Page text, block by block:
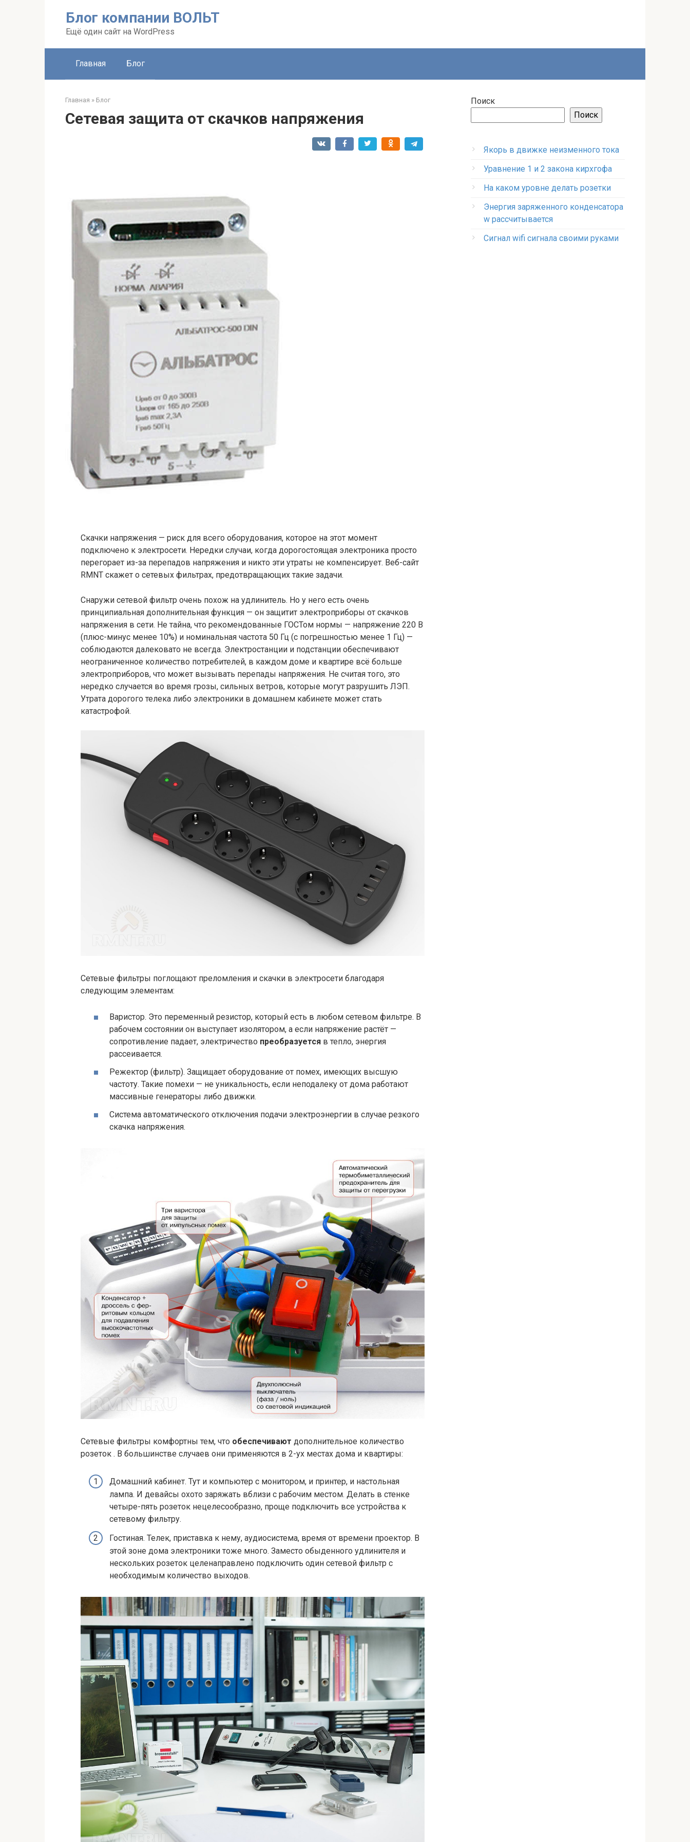
Блог компании ВОЛЬТ
Ещё один сайт на WordPress
Главная Блог
Главная » Блог
Сетевая защита от скачков напряжения
Скачки напряжения — риск для всего оборудования, которое на этот момент
подключено к электросети. Нередки случаи, когда дорогостоящая электроника просто
перегорает из-за перепадов напряжения и никто эти утраты не компенсирует. Веб-сайт
RMNT скажет о сетевых фильтрах, предотвращающих такие задачи.
Снаружи сетевой фильтр очень похож на удлинитель. Но у него есть очень
принципиальная дополнительная функция — он защитит электроприборы от скачков
напряжения в сети. Не тайна, что рекомендованные ГОСТом нормы — напряжение 220 В
(плюс-минус менее 10%) и номинальная частота 50 Гц (с погрешностью менее 1 Гц) —
соблюдаются далековато не всегда. Электростанции и подстанции обеспечивают
неограниченное количество потребителей, в каждом доме и квартире всё больше
электроприборов, что может вызывать перепады напряжения. Не считая того, это
нередко случается во время грозы, сильных ветров, которые могут разрушить ЛЭП.
Утрата дорогого телека либо электроники в домашнем кабинете может стать
катастрофой.
Сетевые фильтры поглощают преломления и скачки в электросети благодаря
следующим элементам:
Варистор. Это переменный резистор, который есть в любом сетевом фильтре. В
рабочем состоянии он выступает изолятором, а если напряжение растёт —
сопротивление падает, электричество преобразуется в тепло, энергия
рассеивается.
Режектор (фильтр). Защищает оборудование от помех, имеющих высшую
частоту. Такие помехи — не уникальность, если неподалеку от дома работают
массивные генераторы либо движки.
Система автоматического отключения подачи электроэнергии в случае резкого
скачка напряжения.
Сетевые фильтры комфортны тем, что обеспечивают дополнительное количество
розеток . В большинстве случаев они применяются в 2-ух местах дома и квартиры:
Домашний кабинет. Тут и компьютер с монитором, и принтер, и настольная
лампа. И девайсы охото заряжать вблизи с рабочим местом. Делать в стенке
четыре-пять розеток нецелесообразно, проще подключить все устройства к
сетевому фильтру.
Гостиная. Телек, приставка к нему, аудиосистема, время от времени проектор. В
этой зоне дома электроники тоже много. Заместо обыденного удлинителя и
нескольких розеток целенаправлено подключить один сетевой фильтр с
необходимым количество выходов.
Поиск
Поиск
Якорь в движке неизменного тока
Уравнение 1 и 2 закона кирхгофа
На каком уровне делать розетки
Энергия заряженного конденсатора
w рассчитывается
Сигнал wifi сигнала своими руками